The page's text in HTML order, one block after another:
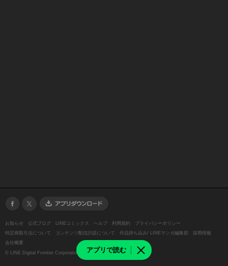
アプリで読む
お知らせ 公式ブログ LINEコミックス ヘルプ 利用規約
プライバシーポリシー
特定商取引法について
コンテンツ配信許諾について 作品持ち込み/ LINEマンガ編集部
採用情報
会社概要
© LINE Digital Frontier Corporation